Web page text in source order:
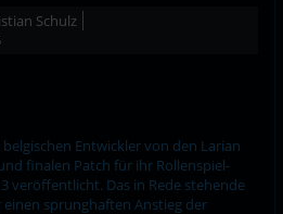
Schulz
Entwickler von den Larian
finalen Patch für ihr Rollenspiel-
veröffentlicht. Das in Rede stehende
sprunghaften Anstieg der